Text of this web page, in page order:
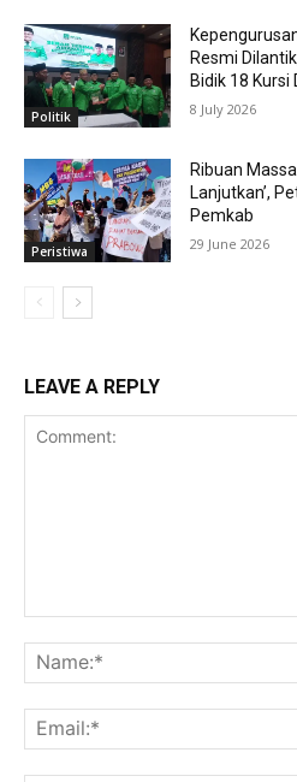
Politik
Resmi
Bidik 18 Kursi
8 July 2026
Peristiwa
Ribuan
Lanjutkan’,
Pemkab
29 June 2026
LEAVE A REPLY